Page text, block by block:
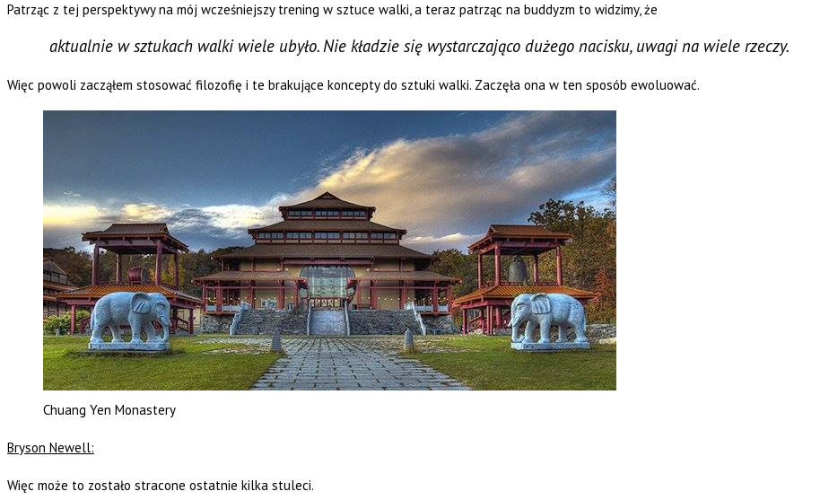
Patrząc z tej perspektywy na mój wcześniejszy trening w sztuce walki, a teraz patrząc na buddyzm to widzimy, że
aktualnie w sztukach walki wiele ubyło. Nie kładzie się wystarczająco dużego nacisku, uwagi na wiele rzeczy.
Więc powoli zacząłem stosować filozofię i te brakujące koncepty do sztuki walki. Zaczęła ona w ten sposób ewoluować.
Chuang Yen Monastery
Bryson Newell:
Więc może to zostało stracone ostatnie kilka stuleci.